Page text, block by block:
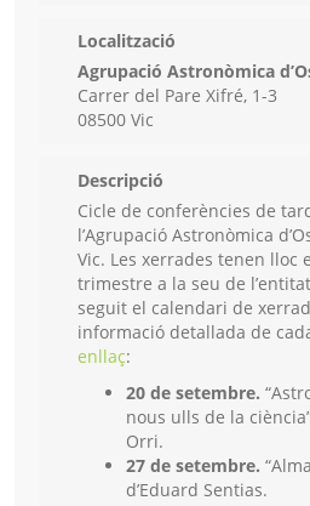
Localització
Agrupació Astronòmica
Carrer del Pare Xifré, 1-3
08500 Vic
Descripció
Cicle de conferències de
l’Agrupació Astronòmica
Vic. Les xerrades tenen lloc
trimestre a la seu de
seguit el calendari de
informació detallada de
enllaç:
20 de setembre.
nous ulls de la
Orri.
27 de setembre.
d’Eduard Sentias.